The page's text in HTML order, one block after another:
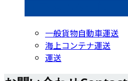
一般貨物自動車運送
海上コンテナ運送
運送